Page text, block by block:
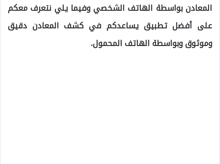
المعادن بواسطة الهاتف الشخصي وفيما يلي نتعرف معكم
على أفضل تطبيق يساعدكم في كشف المعادن دقيق
وموثوق وبواسطة الهاتف المحمول.